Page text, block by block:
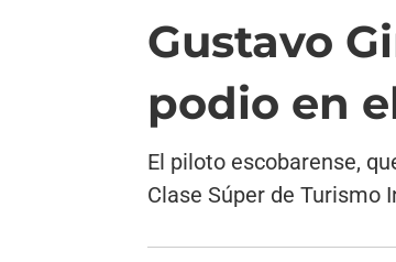
Gustavo
podio en
El piloto escobarense,
Clase Súper de Turismo